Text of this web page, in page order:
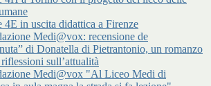
4E in uscita didattica a Firenze
Medi@vox: recensione de
di Donatella di Pietrantonio, un romanzo
sull’attualità
Medi@vox "Al Liceo Medi di